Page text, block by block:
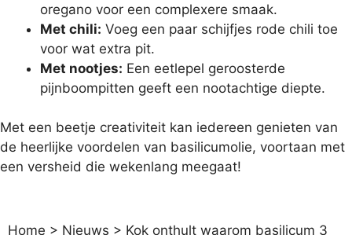
oregano voor een complexere smaak.
Met chili: Voeg een paar schijfjes rode chili toe
voor wat extra pit.
Met nootjes: Een eetlepel geroosterde
pijnboompitten geeft een nootachtige diepte.
Met een beetje creativiteit kan iedereen genieten van
de heerlijke voordelen van basilicumolie, voortaan met
een versheid die wekenlang meegaat!
Home > Nieuws > Kok onthult waarom basilicum 3